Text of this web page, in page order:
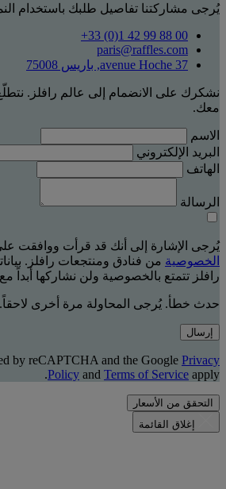
يُرجى مشاركتنا تفاصيل طلبك باستخدام
‎+33 (0)1 42 99 88 00‏
paris@raffles.com
37 avenue Hoche, باريس 75008
نشكرك على الانضمام إلى عالم رافلز.
معك.
الاسم
البريد الإلكتروني
الهاتف
الرسالة
يُرجى الإشارة إلى أنك قد قرأت ووافقت
الخصوصية من فنادق ومنتجعات رافلز.
رافلز تتمتع بالخصوصية ولن نشاركها أبداً
حدث خطأ. يُرجى المحاولة مرة أخرى لاحقاً.
إرسال
by reCAPTCHA and the Google Privacy
Policy and Terms of Service apply.
التحقق من الأسعار
إغلاق القائمة